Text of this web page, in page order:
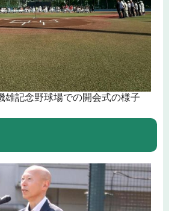
雄記念野球場での開会式の様子